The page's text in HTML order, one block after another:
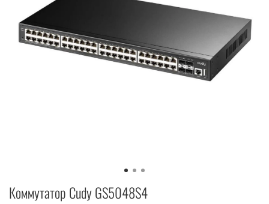
Коммутатор Cudy GS5048S4